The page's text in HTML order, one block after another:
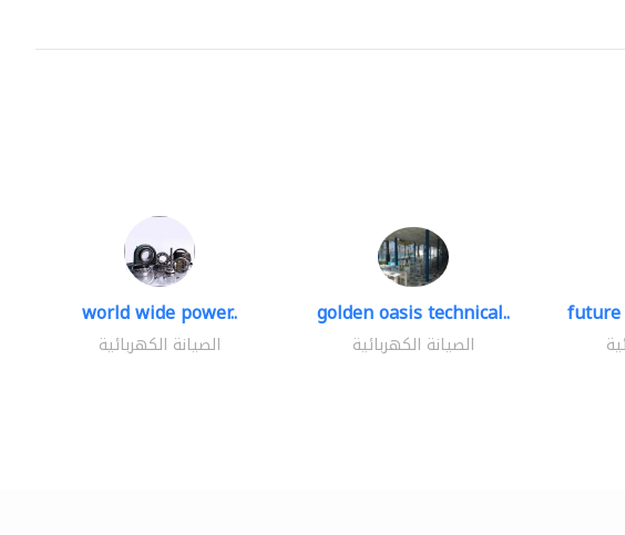
world wide power..
الصيانة الكهربائية
golden oasis technical..
الصيانة الكهربائية
future